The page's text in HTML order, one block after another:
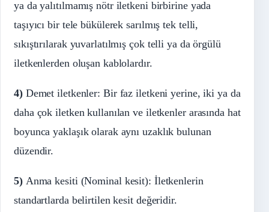
ya da yalıtılmamış nötr iletkeni birbirine yada
taşıyıcı bir tele bükülerek sarılmış tek telli,
sıkıştırılarak yuvarlatılmış çok telli ya da örgülü
iletkenlerden oluşan kablolardır.
4)Demet iletkenler: Bir faz iletkeni yerine, iki ya da
daha çok iletken kullanılan ve iletkenler arasında hat
boyunca yaklaşık olarak aynı uzaklık bulunan
düzendir.
5)Anma kesiti (Nominal kesit): İletkenlerin
standartlarda belirtilen kesit değeridir.